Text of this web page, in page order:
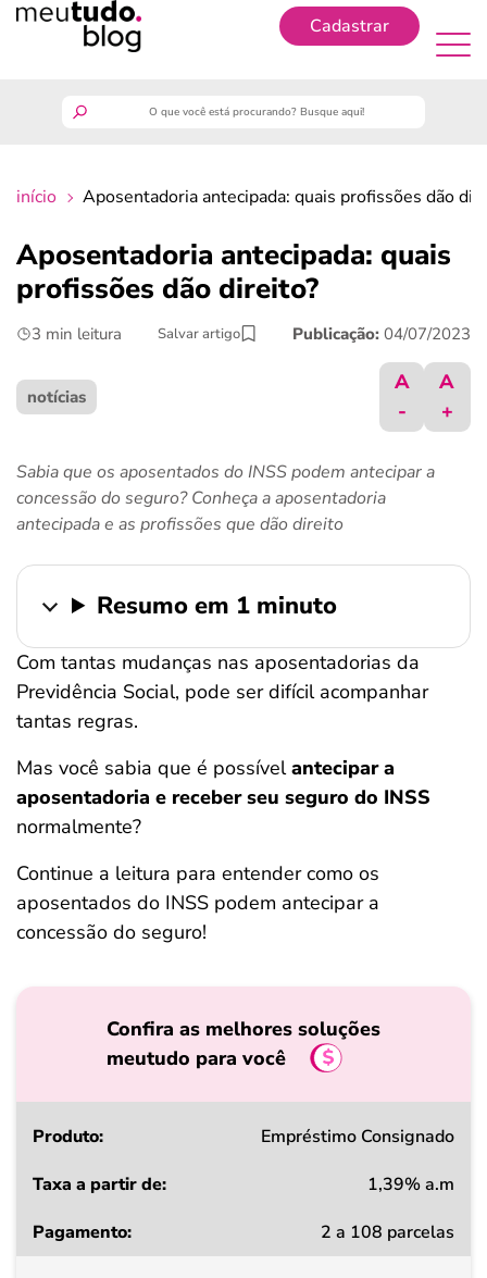
Cadastrar
finanças
benefícios
crédito fácil
ferramentas
início Aposentadoria antecipada: quais profissões dão
Aposentadoria antecipada: quais
profissões dão direito?
3 min leitura Salvar artigo Publicação: 04/07/2023
notícias
A
-
A
+
Sabia que os aposentados do INSS podem antecipar a
concessão do seguro? Conheça a aposentadoria
antecipada e as profissões que dão direito
Resumo em 1 minuto
Com tantas mudanças nas aposentadorias da
Previdência Social, pode ser difícil acompanhar
tantas regras.
Mas você sabia que é possívelantecipar a
aposentadoria e receber seu seguro do INSS
normalmente?
Continue a leitura para entender como os
aposentados do INSS podem antecipar a
concessão do seguro!
Confira as melhores soluções
meutudo para você
Produto
a
Empréstimo Consignado
1,39% a.m
2 a 108 parcelas